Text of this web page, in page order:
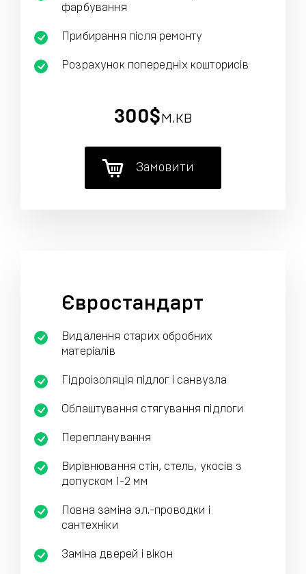
фарбування
Прибирання після ремонту
Розрахунок попередніх кошторисів
300$м.кв
Замовити
Євростандарт
Видалення старих обробних
матеріалів
Гідроізоляція підлог і санвузла
Облаштування стягування підлоги
Перепланування
Вирівнювання стін, стель, укосів з
допуском 1-2 мм
Повна заміна эл.-проводки і
сантехніки
Заміна дверей і вікон